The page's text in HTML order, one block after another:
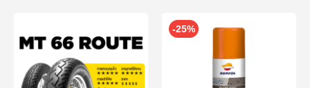
-25%